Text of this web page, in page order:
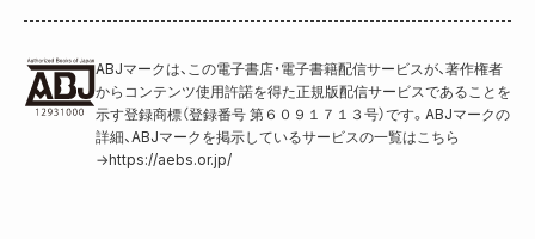
ABJマークは、この電子書店・電子書籍配信サービスが、著作権者
からコンテンツ使用許諾を得た正規版配信サービスであることを
示す登録商標（登録番号 第６０９１７１３号）です。ABJマークの
詳細、ABJマークを掲示しているサービスの一覧はこちら
→https://aebs.or.jp/